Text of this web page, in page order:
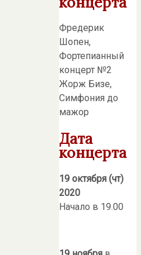
Фредерик
Шопен,
Фортепианный
концерт №2
Жорж Бизе,
Симфония до
мажор
Дата
концерта
19 октября (чт)
2020
Начало в 19.00